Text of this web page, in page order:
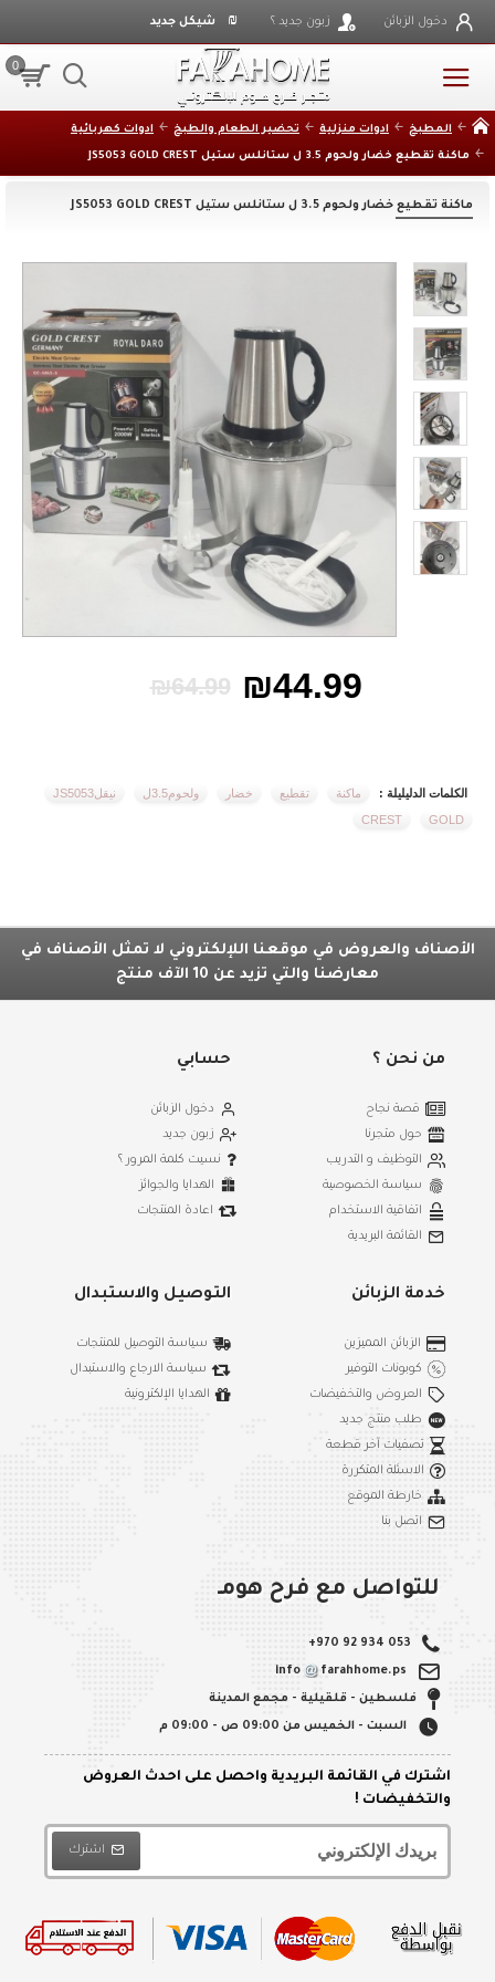
دخول الزبائن زبون جديد ؟ ₪ شيكل جديد
0
المطبخ ادوات منزلية تحضير الطعام والطبخ ادوات كهربائية
ماكنة تقطيع خضار ولحوم 3.5 ل ستانلس ستيل JS5053 GOLD CREST
ماكنة تقطيع خضار ولحوم 3.5 ل ستانلس ستيل JS5053 GOLD CREST
₪44.99
₪64.99
الكلمات الدليليلة : ماكنة تقطيع خضار ولحوم3.5ل
نيقلJS5053
GOLD
CREST
الأصناف والعروض في موقعنا اللإلكتروني لا تمثل الأصناف في
معارضنا والتي تزيد عن 10 الآف منتج
من نحن ؟
قصة نجاح
حول متجرنا
التوظيف و التدريب
سياسة الخصوصية
اتفاقية الاستخدام
القائمة البريدية
حسابي
دخول الزبائن
زبون جديد
نسيت كلمة المرور ؟
الهدايا والجوائز
اعادة المنتجات
خدمة الزبائن
الزبائن المميزين
كوبونات التوفير
العروض والتخفيضات
طلب منتج جديد
تصفيات آخر قطعة
الاسئلة المتكررة
خارطة الموقع
اتصل بنا
التوصيل والاستبدال
سياسة التوصيل للمنتجات
سياسة الارجاع والاستبدال
الهدايا الإلكترونية
للتواصل مع فرح هومـ
+970 92 934 053
info farahhome.ps
فلسطين - قلقيلية - مجمع المدينة
السبت - الخميس من 09:00 ص - 09:00 م
اشترك في القائمة البريدية واحصل على احدث العروض
والتخفيضات !
اشترك